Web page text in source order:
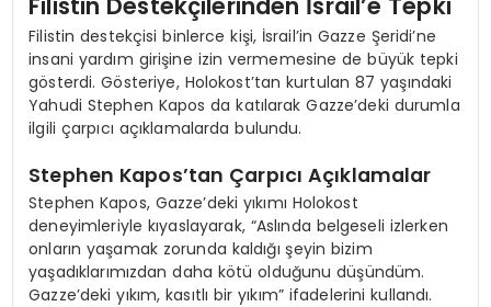
Filistin destekçisi binlerce kişi, İsrail’in Gazze Şeridi’ne
insani yardım girişine izin vermemesine de büyük tepki
gösterdi. Gösteriye, Holokost’tan kurtulan 87 yaşındaki
Yahudi Stephen Kapos da katılarak Gazze’deki durumla
ilgili çarpıcı açıklamalarda bulundu.
Stephen Kapos’tan Çarpıcı Açıklamalar
Stephen Kapos, Gazze’deki yıkımı Holokost
deneyimleriyle kıyaslayarak, “Aslında belgeseli izlerken
onların yaşamak zorunda kaldığı şeyin bizim
yaşadıklarımızdan daha kötü olduğunu düşündüm.
Gazze’deki yıkım, kasıtlı bir yıkım” ifadelerini kullandı.